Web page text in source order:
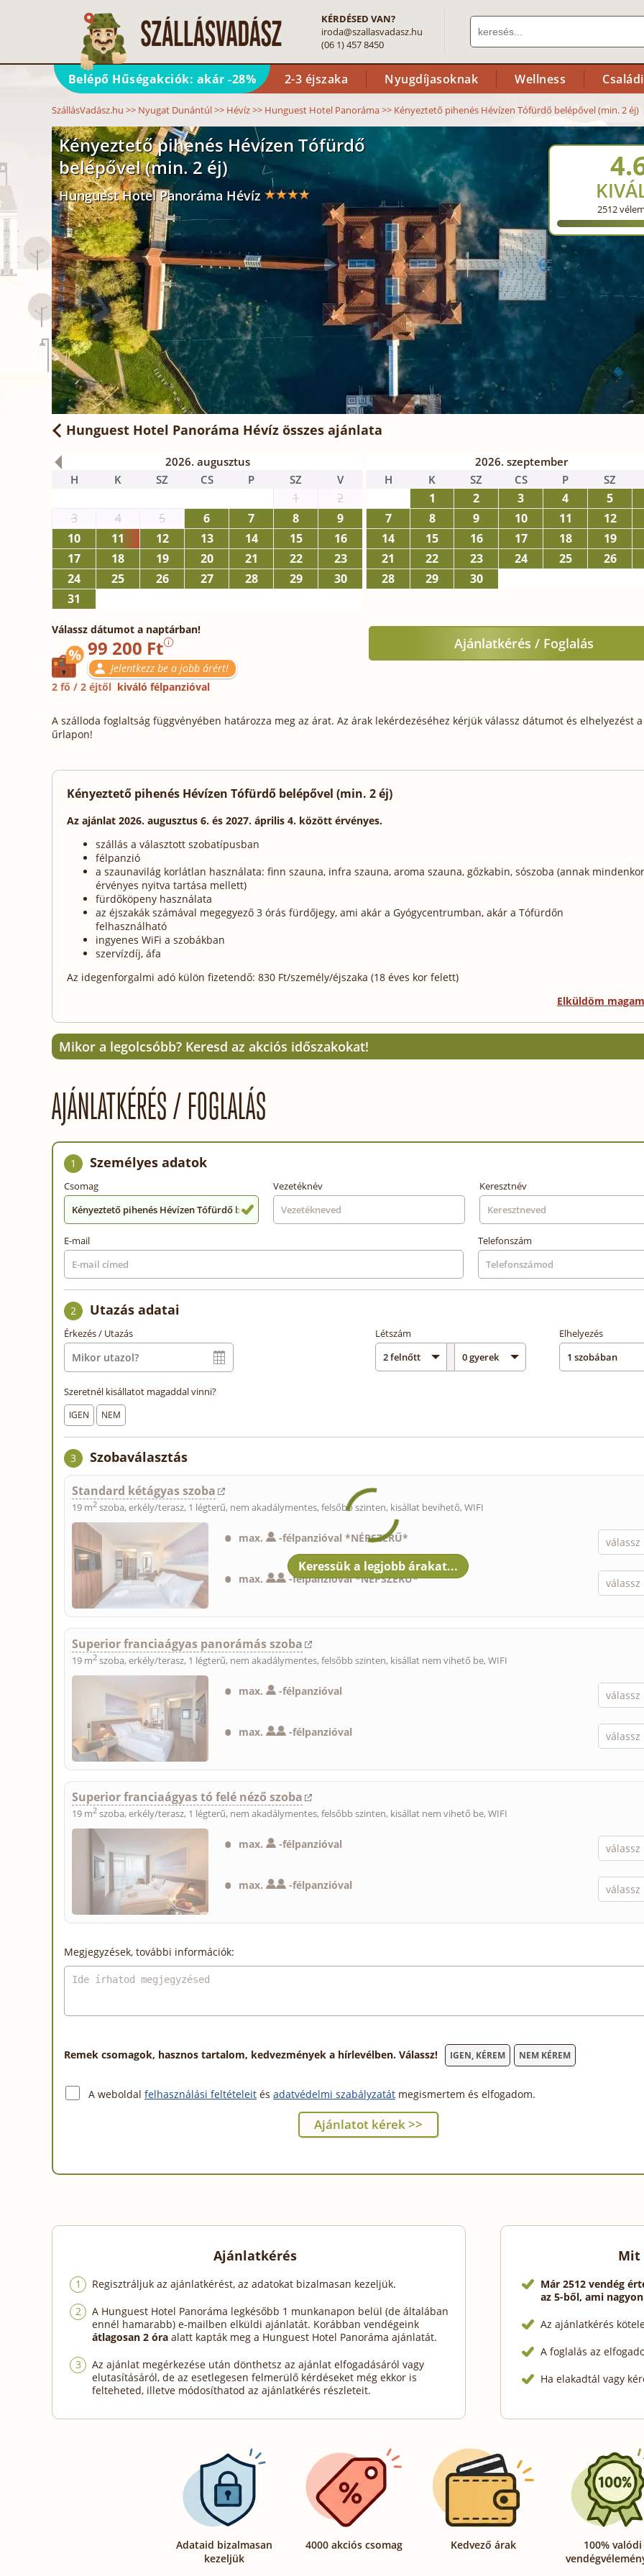
KÉRDÉSED VAN?
iroda@szallasvadasz.hu
(06 1) 457 8450
Belépő Hűségakciók: akár -28% 2-3 éjszaka Nyugdíjasoknak Wellness
SzállásVadász.hu >> Nyugat Dunántúl>> Hévíz>> Hunguest Hotel Panoráma>> Kényeztető pihenés Hévízen Tófürdő belépővel (min. 2 éj)
Kényeztető pihenés Hévízen Tófürdő
belépővel (min. 2 éj)
Hunguest Hotel Panoráma Hévíz
2512
Hunguest Hotel Panoráma Hévíz összes ajánlata
2026. augusztus
H
K SZ CS P SZ V
1
2
3
4 5 6 7 8
9
10
11 12 13 14 15
16
17
18 19 20 21 22
23
24
25 26 27 28 29
30
31
2026. szeptember
H
K SZ CS P SZ
1 2 3 4
5
7
8 9 10 11
12
14
15 16 17 18
19
21
22 23 24 25
26
28
29 30
Válassz dátumot a naptárban!
99 200 Ft
Jelentkezz be a jobb árért!
2 fő / 2 éjtől kiváló félpanzióval
Ajánlatkérés / Foglalás
A szálloda foglaltság függvényében határozza meg az árat. Az árak lekérdezéséhez kérjük válassz dátumot és elhelyezést
űrlapon!
Kényeztető pihenés Hévízen Tófürdő belépővel (min. 2 éj)
Az ajánlat 2026. augusztus 6. és 2027. április 4. között érvényes.
szállás a választott szobatípusban
félpanzió
a szaunavilág korlátlan használata: finn szauna, infra szauna, aroma szauna, gőzkabin, sószoba (annak
érvényes nyitva tartása mellett)
fürdőköpeny használata
az éjszakák számával megegyező 3 órás fürdőjegy, ami akár a Gyógycentrumban, akár a Tófürdőn
felhasználható
ingyenes WiFi a szobákban
szervízdíj, áfa
Az idegenforgalmi adó külön fizetendő: 830 Ft/személy/éjszaka (18 éves kor felett)
Elküldöm
Mikor a legolcsóbb? Keresd az akciós időszakokat!
AJÁNLATKÉRÉS / FOGLALÁS
1 Személyes adatok
Csomag
Kényeztető pihenés Hévízen Tófürdő belépővel (min. 2 éj)
Vezetéknév Keresztnév
E-mail Telefonszám
2 Utazás adatai
Érkezés / Utazás Létszám Elhelyezés
Szeretnél kisállatot magaddal vinni?
IGEN NEM
3 Szobaválasztás
Standard kétágyas szoba
19 m2 szoba, erkély/terasz, 1 légterű, nem akadálymentes, felsőbb szinten, kisállat bevihető, WIFI
max. -félpanzióval *NÉPSZERŰ*
max. -félpanzióval *NÉPSZERŰ*
Superior franciaágyas panorámás szoba
19 m2 szoba, erkély/terasz, 1 légterű, nem akadálymentes, felsőbb szinten, kisállat nem vihető be, WIFI
max. -félpanzióval
max. -félpanzióval
Superior franciaágyas tó felé néző szoba
19 m2 szoba, erkély/terasz, 1 légterű, nem akadálymentes, felsőbb szinten, kisállat nem vihető be, WIFI
max. -félpanzióval
max. -félpanzióval
Megjegyzések, további információk:
Remek csomagok, hasznos tartalom, kedvezmények a hírlevélben. Válassz! IGEN, KÉREM NEM KÉREM
A weboldal felhasználási feltételeit és adatvédelmi szabályzatát megismertem és elfogadom.
Ajánlatkérés
Regisztráljuk az ajánlatkérést, az adatokat bizalmasan kezeljük.
A Hunguest Hotel Panoráma legkésőbb 1 munkanapon belül (de általában
ennél hamarabb) e-mailben elküldi ajánlatát. Korábban vendégeink
átlagosan 2 óra alatt kapták meg a Hunguest Hotel Panoráma ajánlatát.
Az ajánlat megérkezése után dönthetsz az ajánlat elfogadásáról vagy
elutasításáról, de az esetlegesen felmerülő kérdéseket még ekkor is
felteheted, illetve módosíthatod az ajánlatkérés részleteit.
Mit
Már 2512 vendég
az 5-ből, ami
Az ajánlatkérés
A foglalás az
Ha elakadtál vagy
Adataid bizalmasan
kezeljük
4000 akciós csomag Kedvező árak
100% valódi